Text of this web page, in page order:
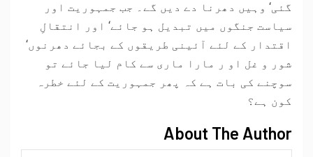
گئی‘ وہیں دھرنا دے دیں گے۔ جب جمہوریت اور
سیاست جنگوں میں تبدیل ہو جائے‘ اور انتقالِ
اقتدار کے لئے آئینی طریقوں کے بجائے دھرنوں‘
شور و غل او ر مارا ماری سے کام لیا جائے تو
سوچنے کی بات ہے کہ پھر جمہوریت کے لئے خطرہ
کون ہے؟
About The Author